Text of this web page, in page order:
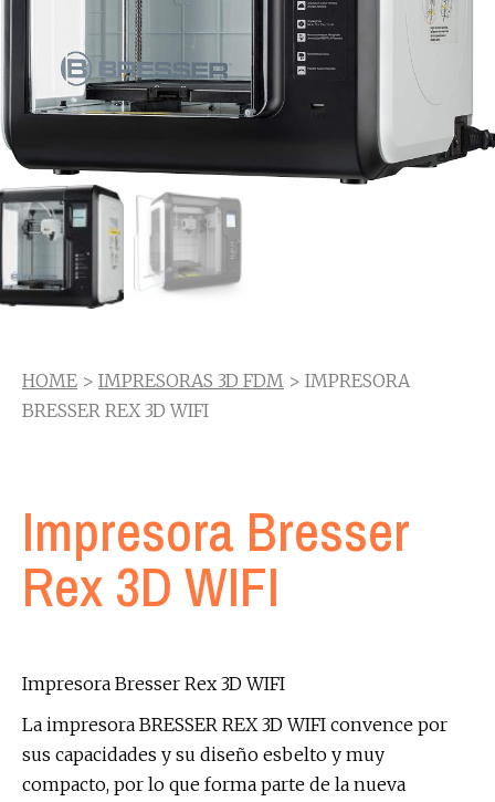
HOME > IMPRESORAS 3D FDM > IMPRESORA
BRESSER REX 3D WIFI
Impresora Bresser
Rex 3D WIFI
Impresora Bresser Rex 3D WIFI
La impresora BRESSER REX 3D WIFI convence por
sus capacidades y su diseño esbelto y muy
compacto, por lo que forma parte de la nueva